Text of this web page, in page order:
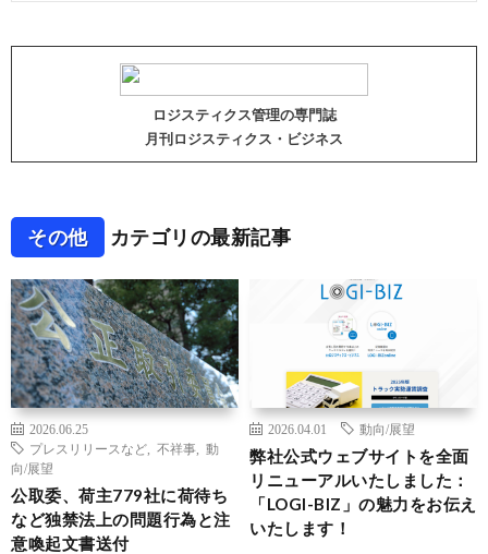
ロジスティクス管理の専門誌
月刊ロジスティクス・ビジネス
その他 カテゴリの最新記事
2026.06.25
プレスリリースなど
不祥事
動
向/展望
公取委、荷主779社に荷待ち
など独禁法上の問題行為と注
意喚起文書送付
2026.04.01 動向/展望
弊社公式ウェブサイトを全面
リニューアルいたしました：
「LOGI-BIZ」の魅力をお伝え
いたします！